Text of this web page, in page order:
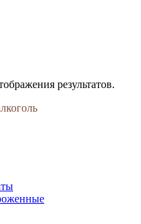
результатов.